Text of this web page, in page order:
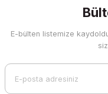
Görüş ve önerileriniz
Ürün resmi kalitesiz,
E-bülten listemize